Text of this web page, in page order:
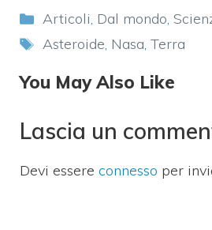
Categorie
Articoli, Dal mondo,
Tag
Asteroide, Nasa, Terra
You May Also Like
Lascia un
Devi essere connesso per